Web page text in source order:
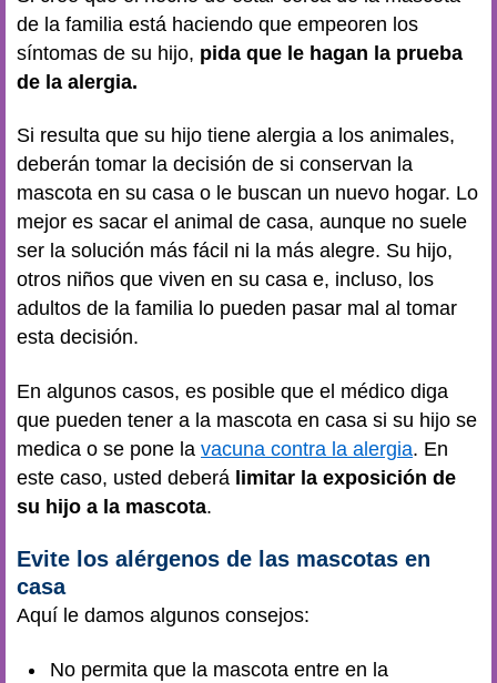
de la familia está haciendo que empeoren los
síntomas de su hijo, pida que le hagan la prueba
de la alergia.
Si resulta que su hijo tiene alergia a los animales,
deberán tomar la decisión de si conservan la
mascota en su casa o le buscan un nuevo hogar. Lo
mejor es sacar el animal de casa, aunque no suele
ser la solución más fácil ni la más alegre. Su hijo,
otros niños que viven en su casa e, incluso, los
adultos de la familia lo pueden pasar mal al tomar
esta decisión.
En algunos casos, es posible que el médico diga
que pueden tener a la mascota en casa si su hijo se
medica o se pone la vacuna contra la alergia. En
este caso, usted deberá limitar la exposición de
su hijo a la mascota.
Evite los alérgenos de las mascotas en
casa
Aquí le damos algunos consejos:
No permita que la mascota entre en la